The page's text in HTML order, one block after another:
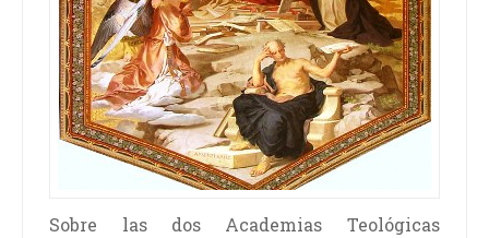
Sobre las dos Academias Teológicas